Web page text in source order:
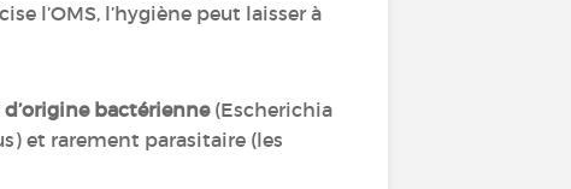
l’OMS, l’hygiène peut laisser à
d’origine bactérienne(Escherichia
et rarement parasitaire (les